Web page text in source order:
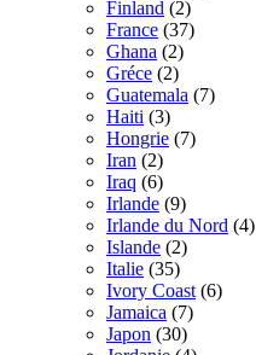
Finland (2)
France (37)
Ghana (2)
Gréce (2)
Guatemala (7)
Haiti (3)
Hongrie (7)
Iran (2)
Iraq (6)
Irlande (9)
Irlande du Nord (4)
Islande (2)
Italie (35)
Ivory Coast (6)
Jamaica (7)
Japon (30)